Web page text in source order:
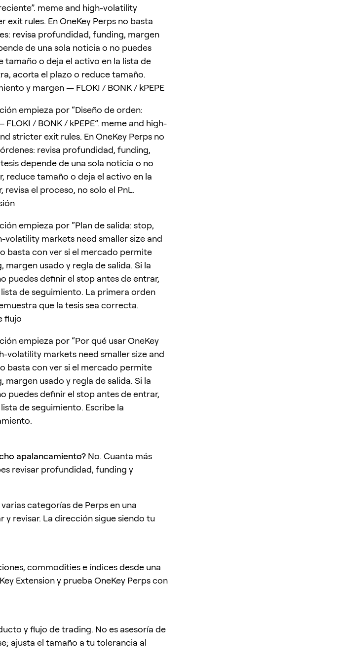
meme and high-volatility
rules. En OneKey Perps no basta
revisa profundidad, funding, margen
de una sola noticia o no puedes
tamaño o deja el activo en la lista de
acorta el plazo o reduce tamaño.
y margen — FLOKI / BONK / kPEPE
empieza por “Diseño de orden:
/ BONK / kPEPE”. meme and high-
stricter exit rules. En OneKey Perps no
revisa profundidad, funding,
depende de una sola noticia o no
reduce tamaño o deja el activo en la
revisa el proceso, no solo el PnL.
empieza por “Plan de salida: stop,
volatility markets need smaller size and
basta con ver si el mercado permite
usado y regla de salida. Si la
puedes definir el stop antes de entrar,
de seguimiento. La primera orden
que la tesis sea correcta.
flujo
empieza por “Por qué usar OneKey
volatility markets need smaller size and
basta con ver si el mercado permite
usado y regla de salida. Si la
puedes definir el stop antes de entrar,
de seguimiento. Escribe la
apalancamiento? No. Cuanta más
revisar profundidad, funding y
varias categorías de Perps en una
revisar. La dirección sigue siendo tu
commodities e índices desde una
Extension y prueba OneKey Perps con
y flujo de trading. No es asesoría de
ajusta el tamaño a tu tolerancia al